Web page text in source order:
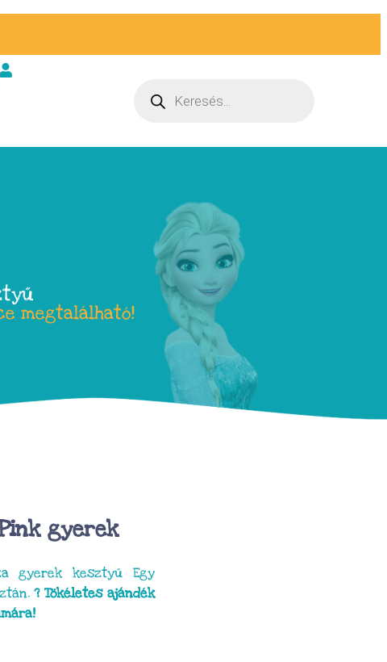
megtalálható!
gyerek
gyerek kesztyű Egy
? Tökéletes ajándék